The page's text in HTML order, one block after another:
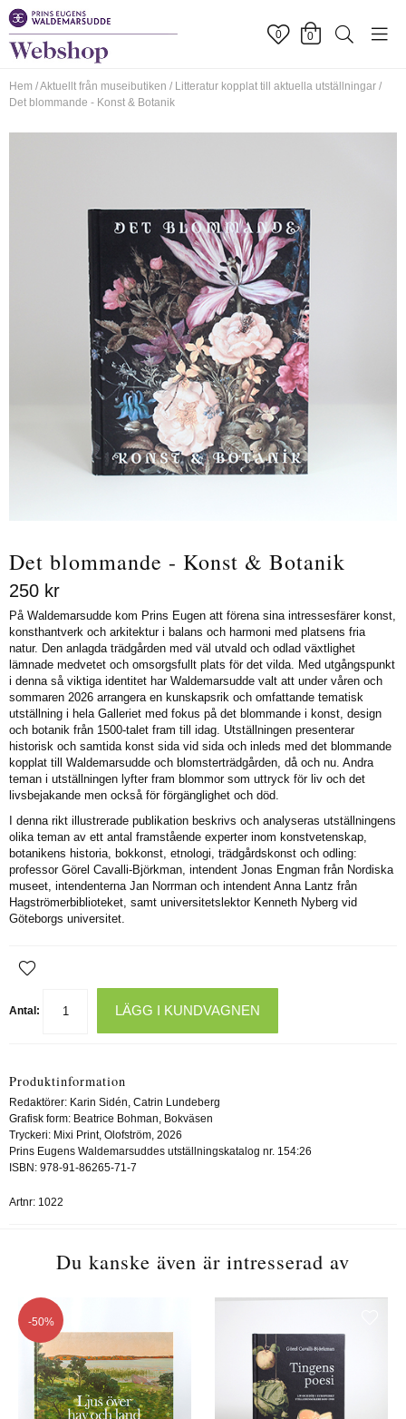
0 0
Hem /Aktuellt från museibutiken / Litteratur kopplat till aktuella utställningar /
Det blommande - Konst & Botanik
Det blommande - Konst & Botanik
250 kr
På Waldemarsudde kom Prins Eugen att förena sina intressesfärer konst,
konsthantverk och arkitektur i balans och harmoni med platsens fria
natur. Den anlagda trädgården med väl utvald och odlad växtlighet
lämnade medvetet och omsorgsfullt plats för det vilda. Med utgångspunkt
i denna så viktiga identitet har Waldemarsudde valt att under våren och
sommaren 2026 arrangera en kunskapsrik och omfattande tematisk
utställning i hela Galleriet med fokus på det blommande i konst, design
och botanik från 1500-talet fram till idag. Utställningen presenterar
historisk och samtida konst sida vid sida och inleds med det blommande
kopplat till Waldemarsudde och blomsterträdgården, då och nu. Andra
teman i utställningen lyfter fram blommor som uttryck för liv och det
livsbejakande men också för förgänglighet och död.
I denna rikt illustrerade publikation beskrivs och analyseras utställningens
olika teman av ett antal framstående experter inom konstvetenskap,
botanikens historia, bokkonst, etnologi, trädgårdskonst och odling:
professor Görel Cavalli-Björkman, intendent Jonas Engman från Nordiska
museet, intendenterna Jan Norrman och intendent Anna Lantz från
Hagströmerbiblioteket, samt universitetslektor Kenneth Nyberg vid
Göteborgs universitet.
Antal: LÄGG I KUNDVAGNEN
Produktinformation
Redaktörer: Karin Sidén, Catrin Lundeberg
Grafisk form: Beatrice Bohman, Bokväsen
Tryckeri: Mixi Print, Olofström, 2026
Prins Eugens Waldemarsuddes utställningskatalog nr. 154:26
ISBN: 978-91-86265-71-7
Artnr: 1022
Du kanske även är intresserad av
50